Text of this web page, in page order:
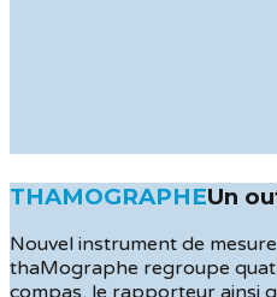
THAMOGRAPHEUn
Nouvel instrument de
thaMographe regroupe